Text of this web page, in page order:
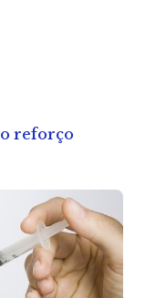
reforço